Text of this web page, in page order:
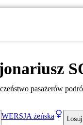
pasażerów
WERSJA żeńska